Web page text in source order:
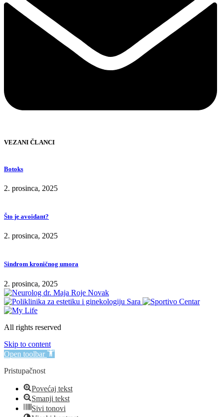
VEZANI ČLANCI
Botoks
2. prosinca, 2025
Što je avoidant?
2. prosinca, 2025
Sindrom kroničnog umora
2. prosinca, 2025
All rights reserved
Skip to content
Open toolbar
Pristupačnost
Povećaj tekst
Smanji tekst
Sivi tonovi